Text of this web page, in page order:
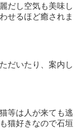
だし空気も美味し
せるほど癒されま
だいたり、案内し
等は人が来ても逃
猫好きなので石垣